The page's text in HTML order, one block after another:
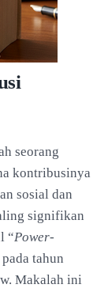
seorang
kontribusinya
sosial dan
signifikan
“Power-
tahun
Makalah ini